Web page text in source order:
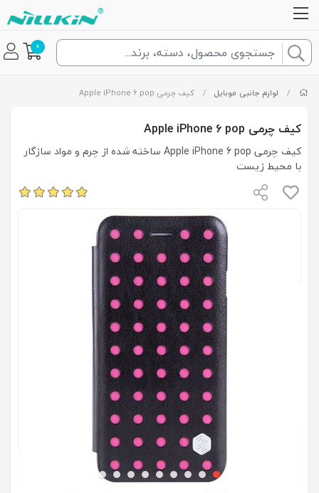
0
/ لوازم جانبی موبایل / کیف چرمی Apple iPhone 6 pop
کیف چرمی Apple iPhone 6 pop
کیف چرمی Apple iPhone 6 pop ساخته شده از چرم و مواد سازگار
با محیط زیست